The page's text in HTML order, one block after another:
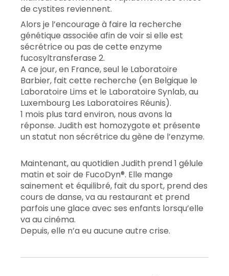
de cystites reviennent.
Alors je l’encourage à faire la recherche
génétique associée afin de voir si elle est
sécrétrice ou pas de cette enzyme
fucosyltransferase 2.
A ce jour, en France, seul le Laboratoire
Barbier, fait cette recherche (en Belgique le
Laboratoire Lims et le Laboratoire Synlab, au
Luxembourg Les Laboratoires Réunis).
1 mois plus tard environ, nous avons la
réponse. Judith est homozygote et présente
un statut non sécrétrice du gène de l’enzyme.
Maintenant, au quotidien Judith prend 1 gélule
matin et soir de FucoDyn®. Elle mange
sainement et équilibré, fait du sport, prend des
cours de danse, va au restaurant et prend
parfois une glace avec ses enfants lorsqu’elle
va au cinéma.
Depuis, elle n’a eu aucune autre crise.